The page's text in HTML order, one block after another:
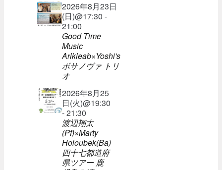
2026年8月23日
(日)@17:30 -
21:00
Good Time
Music
Arlkleab×Yoshi's
ボサノヴァ トリ
オ
2026年8月25
日(火)@19:30
- 21:30
渡辺翔太
(Pf)×Marty
Holoubek(Ba)
四十七都道府
県ツアー 鹿